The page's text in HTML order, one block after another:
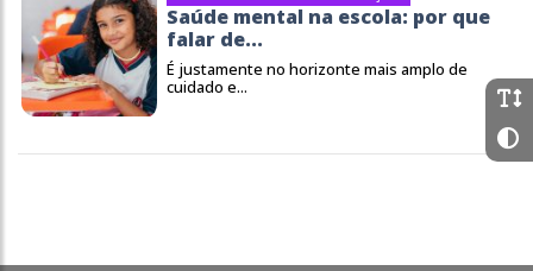
Saúde mental na escola: por que
falar de...
É justamente no horizonte mais amplo de
cuidado e...